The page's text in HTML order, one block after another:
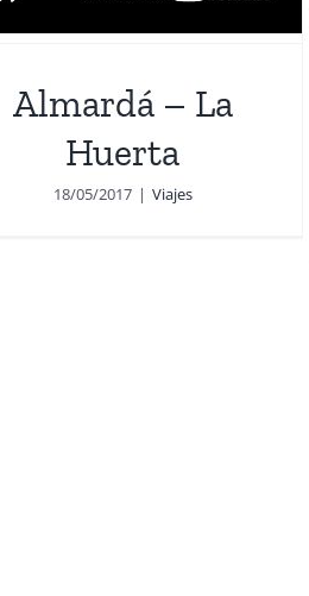
Almardá – La
Huerta
18/05/2017 | Viajes